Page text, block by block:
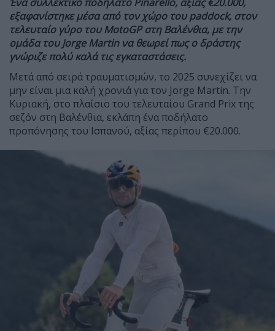
εξαφανίστηκε μέσα από τον χώρο του paddock, στον
τελευταίο γύρο τουMotoGP στη Βαλένθια, με την
ομάδα του Jorge Martin να θεωρεί πως ο δράστης
γνώριζε πολύ καλά τις εγκαταστάσεις.
Μετά από σειρά τραυματισμών, το 2025 συνεχίζει να
μην είναι μια καλή χρονιά για τον Jorge Martin. Την
Κυριακή, στο πλαίσιο του τελευταίου Grand Prix της
σεζόν στη Βαλένθια, εκλάπη ένα ποδήλατο
προπόνησης του Ισπανού, αξίας περίπου €20.000.